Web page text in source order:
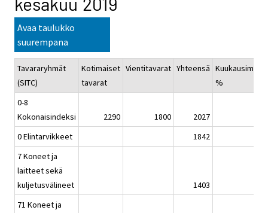
Avaa taulukko
suurempana
Tavararyhmät
(SITC)
Kotimaiset
tavarat
Vientitavarat Yhteensä
%
0-8
Kokonaisindeksi
2290 1800 2027
0 Elintarvikkeet
1842
7 Koneet ja
laitteet sekä
kuljetusvälineet
1403
71 Koneet ja